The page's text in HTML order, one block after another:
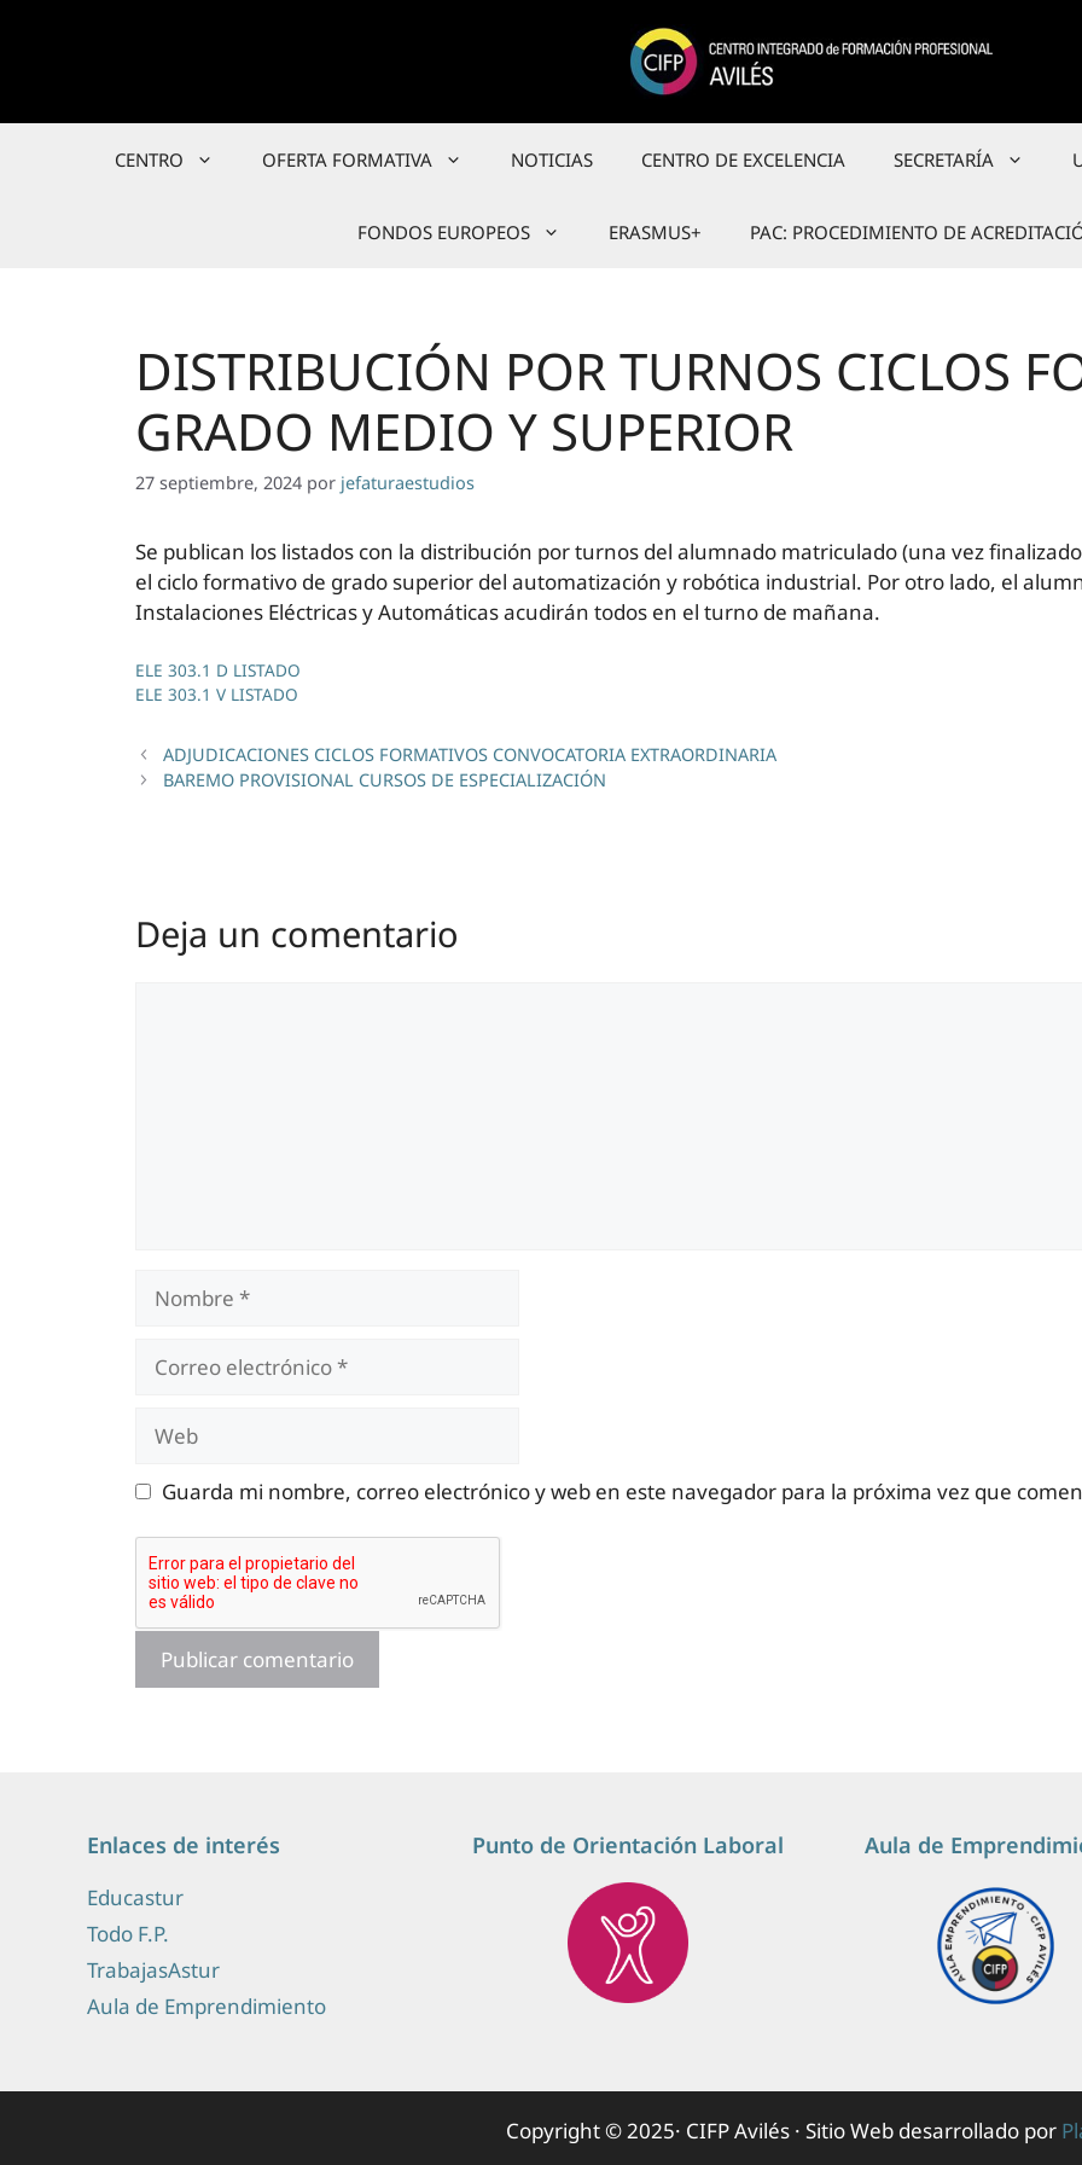
CENTRO OFERTA FORMATIVA NOTICIAS CENTRO DE EXCELENCIA SECRETARÍA
FONDOS EUROPEOS ERASMUS+ PAC: PROCEDIMIENTO DE
DISTRIBUCIÓN POR TURNOS CICLOS
GRADO MEDIO Y SUPERIOR
27 septiembre, 2024 por jefaturaestudios
Se publican los listados con la distribución por turnos del alumnado matriculado (una vez
el ciclo formativo de grado superior del automatización y robótica industrial. Por otro lado, el
Instalaciones Eléctricas y Automáticas acudirán todos en el turno de mañana.
ELE 303.1 D LISTADO
ELE 303.1 V LISTADO
ADJUDICACIONES CICLOS FORMATIVOS CONVOCATORIA EXTRAORDINARIA
BAREMO PROVISIONAL CURSOS DE ESPECIALIZACIÓN
Deja un comentario
Nombre
Correo
electrónico
Guarda mi nombre, correo electrónico y web en este navegador para la próxima vez que
Enlaces de interés
Educastur
Todo F.P.
TrabajasAstur
Aula de Emprendimiento
Punto de Orientación Laboral Aula de
Copyright © 2025· CIFP Avilés · Sitio Web desarrollado por